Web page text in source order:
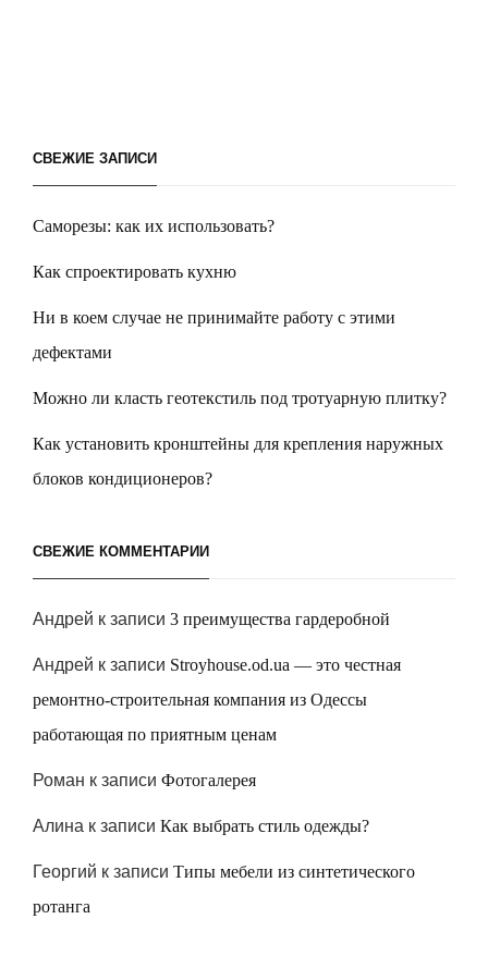
СВЕЖИЕ ЗАПИСИ
Саморезы: как их использовать?
Как спроектировать кухню
Ни в коем случае не принимайте работу с этими
дефектами
Можно ли класть геотекстиль под тротуарную плитку?
Как установить кронштейны для крепления наружных
блоков кондиционеров?
СВЕЖИЕ КОММЕНТАРИИ
Андрей к записи 3 преимущества гардеробной
Андрей к записи Stroyhouse.od.ua — это честная
ремонтно-строительная компания из Одессы
работающая по приятным ценам
Роман к записи Фотогалерея
Алина к записи Как выбрать стиль одежды?
Георгий к записи Типы мебели из синтетического
ротанга